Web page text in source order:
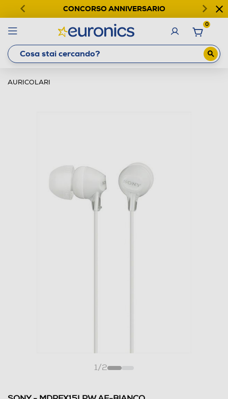
CONCORSO ANNIVERSARIO
0
AURICOLARI
1/2